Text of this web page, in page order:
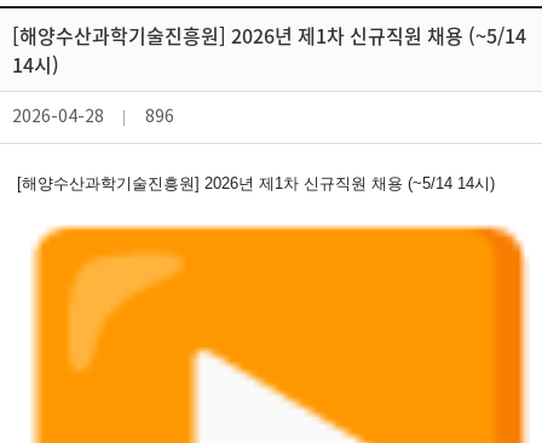
[해양수산과학기술진흥원] 2026년 제1차 신규직원 채용 (~5/14
14시)
2026-04-28 896
[해양수산과학기술진흥원] 2026년 제1차 신규직원 채용 (~5/14 14시)